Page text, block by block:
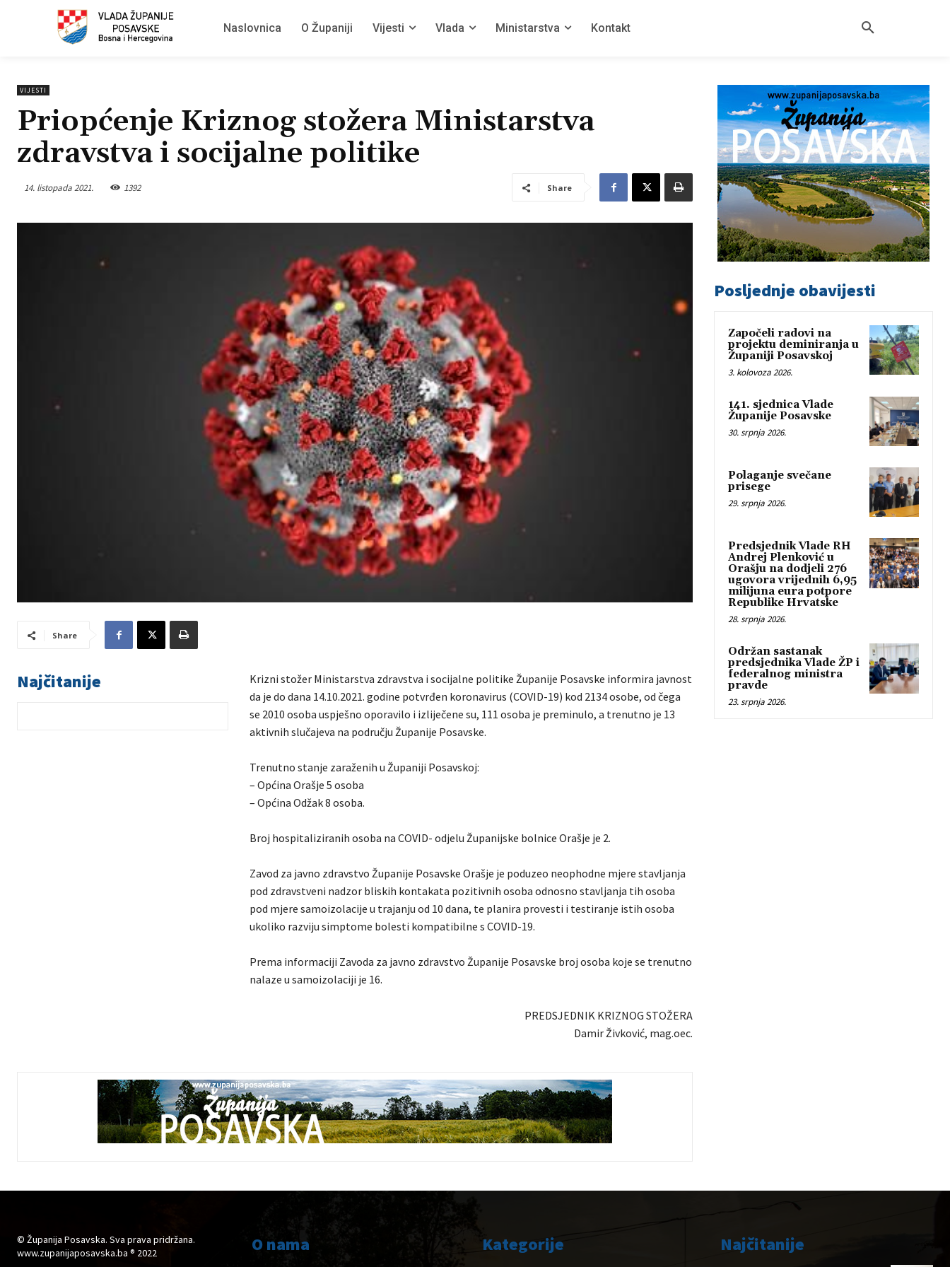
Naslovnica O Županiji Vijesti Vlada Ministarstva Kontakt
VIJESTI
Priopćenje Kriznog stožera Ministarstva
zdravstva i socijalne politike
14. listopada 2021. 1392 Share
Share
Najčitanije
Krizni stožer Ministarstva zdravstva i socijalne politike Županije Posavske informira javnost
da je do dana 14.10.2021. godine potvrđen koronavirus (COVID-19) kod 2134 osobe, od čega
se 2010 osoba uspješno oporavilo i izliječene su, 111 osoba je preminulo, a trenutno je 13
aktivnih slučajeva na području Županije Posavske.
Trenutno stanje zaraženih u Županiji Posavskoj:
– Općina Orašje 5 osoba
– Općina Odžak 8 osoba.
Broj hospitaliziranih osoba na COVID- odjelu Županijske bolnice Orašje je 2.
Zavod za javno zdravstvo Županije Posavske Orašje je poduzeo neophodne mjere stavljanja
pod zdravstveni nadzor bliskih kontakata pozitivnih osoba odnosno stavljanja tih osoba
pod mjere samoizolacije u trajanju od 10 dana, te planira provesti i testiranje istih osoba
ukoliko razviju simptome bolesti kompatibilne s COVID-19.
Prema informaciji Zavoda za javno zdravstvo Županije Posavske broj osoba koje se trenutno
nalaze u samoizolaciji je 16.
PREDSJEDNIK KRIZNOG STOŽERA
Damir Živković, mag.oec.
Posljednje obavijesti
Započeli radovi na
projektu deminiranja u
Županiji Posavskoj
3. kolovoza 2026.
141. sjednica Vlade
Županije Posavske
30. srpnja 2026.
Polaganje svečane
prisege
29. srpnja 2026.
Predsjednik Vlade RH
Andrej Plenković u
Orašju na dodjeli 276
ugovora vrijednih 6,95
milijuna eura potpore
Republike Hrvatske
28. srpnja 2026.
Održan sastanak
predsjednika Vlade ŽP i
federalnog ministra
pravde
23. srpnja 2026.
© Županija Posavska. Sva prava pridržana.
www.zupanijaposavska.ba ® 2022
O nama Kategorije Najčitanije